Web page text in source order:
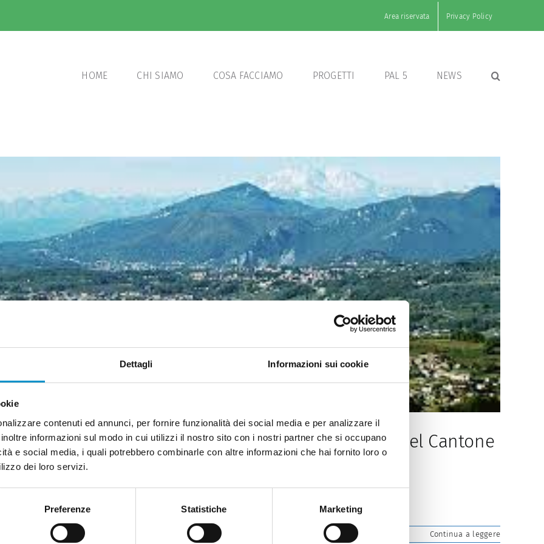
Dettagli Informazioni sui cookie
contenuti ed annunci, per fornire funzionalità dei social media e per analizzare il
informazioni sul modo in cui utilizzi il nostro sito con i nostri partner che si occupano
e social media, i quali potrebbero combinarle con altre informazioni che hai fornito loro o
dei loro servizi.
Preferenze Statistiche Marketing
Area riservata Privacy Policy
HOME CHI SIAMO COSA FACCIAMO PROGETTI PAL 5 NEWS
delle Commissioni regionali dei trasporti del Cantone
veloce tra
Continua a leggere